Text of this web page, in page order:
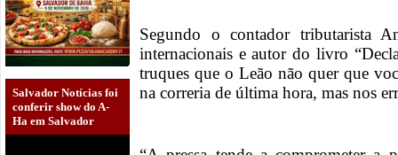
Salvador Notícias foi
conferir show do A-
Ha em Salvador
Segundo o contador tributarista
internacionais e autor do livro
truques que o Leão não quer que
na correria de última hora, mas nos